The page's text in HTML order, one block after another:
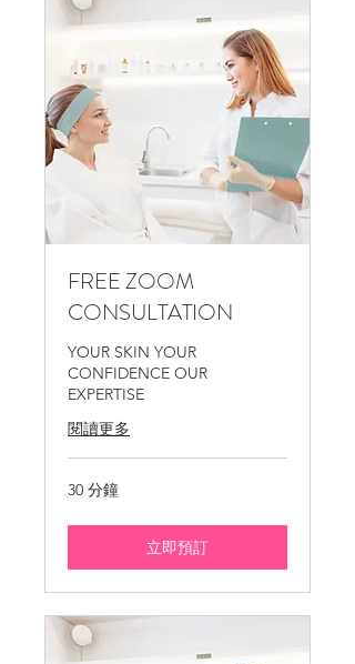
FREE ZOOM
CONSULTATION
YOUR SKIN YOUR
CONFIDENCE OUR
EXPERTISE
閱讀更多
30 分鐘
立即預訂